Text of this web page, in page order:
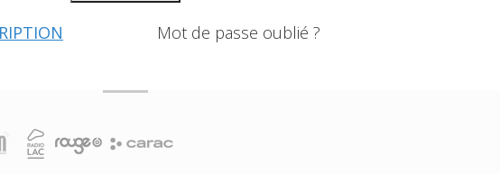
Mot de passe oublié ?